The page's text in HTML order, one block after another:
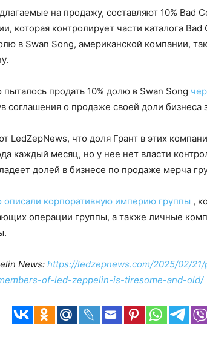
на продажу, составляют 10% Bad
которая контролирует части каталога Bad
в Swan Song, американской компании,
продать 10% долю в Swan Song
соглашения о продаже своей доли бизнеса
LedZepNews, что доля Грант в этих
каждый месяц, но у нее нет власти
долей в бизнесе по продаже мерча
корпоративную империю группы ,
операции группы, а также личные
News: https://ledzepnews.com/2025/02/
of-led-zeppelin-is-tiresome-and-old/